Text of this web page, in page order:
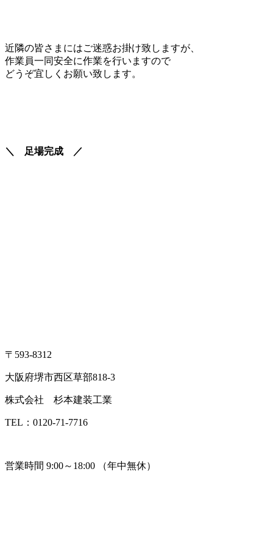
近隣の皆さまにはご迷惑お掛け致しますが、
作業員一同安全に作業を行いますので
どうぞ宜しくお願い致します。
＼ 足場完成 ／
〒593-8312
大阪府堺市西区草部818-3
株式会社 杉本建装工業
TEL：0120-71-7716
営業時間 9:00～18:00 （年中無休）